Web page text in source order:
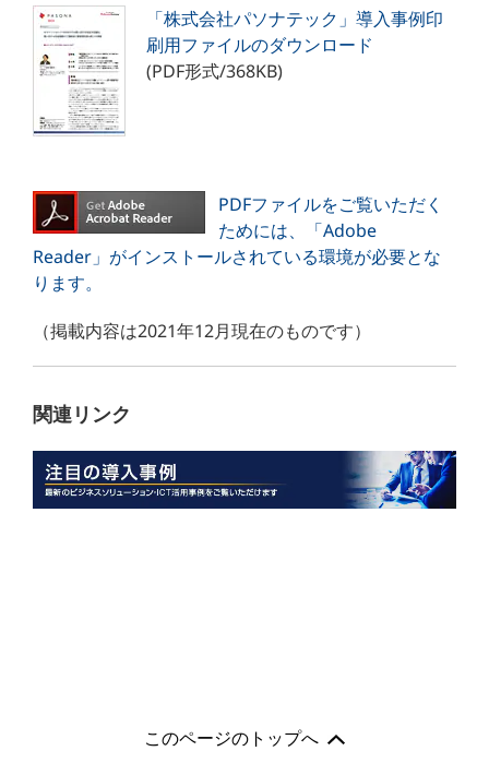
「株式会社パソナテック」導入事例印
刷用ファイルのダウンロード
(PDF形式/368KB)
PDFファイルをご覧いただく
ためには、「Adobe
Reader」がインストールされている環境が必要とな
ります。
（掲載内容は2021年12月現在のものです）
関連リンク
このページのトップへ